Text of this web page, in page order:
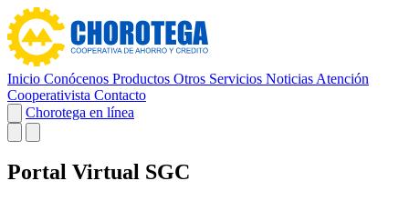
Inicio Conócenos Productos Otros Servicios Noticias Atención
Cooperativista Contacto
Chorotega en línea
Portal Virtual SGC